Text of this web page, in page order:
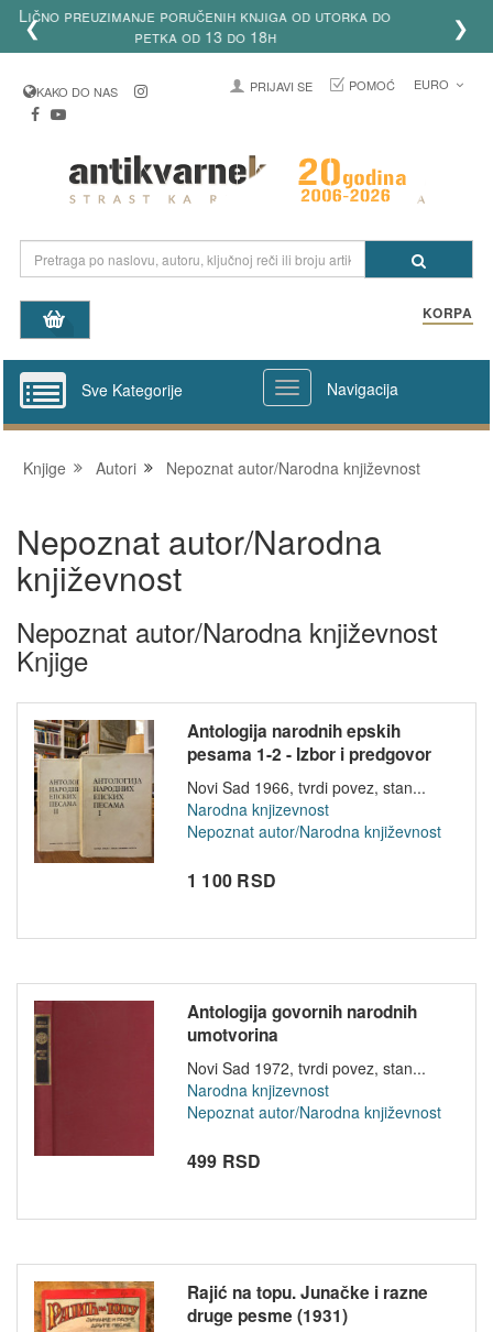
❮
Birajte uplatu na račun, platne kartice, paypal i
uštedite do 50% cene poštarine!
❯
KAKO DO NAS PRIJAVI SE POMOĆ EURO
KORPA
Sve Kategorije Navigacija
Knjige Autori Nepoznat autor/Narodna književnost
Nepoznat autor/Narodna
književnost
Nepoznat autor/Narodna književnost
Knjige
Antologija narodnih epskih
pesama 1-2 - Izbor i predgovor
Vo...
Novi Sad 1966, tvrdi povez, stan...
Narodna knjizevnost
Nepoznat autor/Narodna književnost
1 100 RSD
Antologija govornih narodnih
umotvorina
Novi Sad 1972, tvrdi povez, stan...
Narodna knjizevnost
Nepoznat autor/Narodna književnost
499 RSD
Rajić na topu. Junačke i razne
druge pesme (1931)